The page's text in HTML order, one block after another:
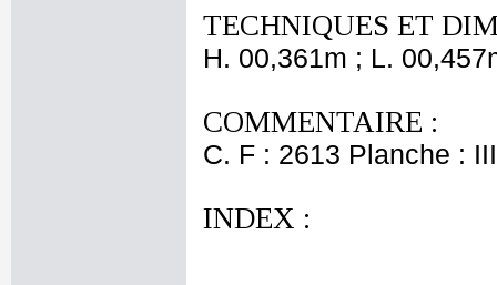
TECHNIQUES ET
H. 00,361m ; L.
COMMENTAIRE :
C. F : 2613 Planche :
INDEX :